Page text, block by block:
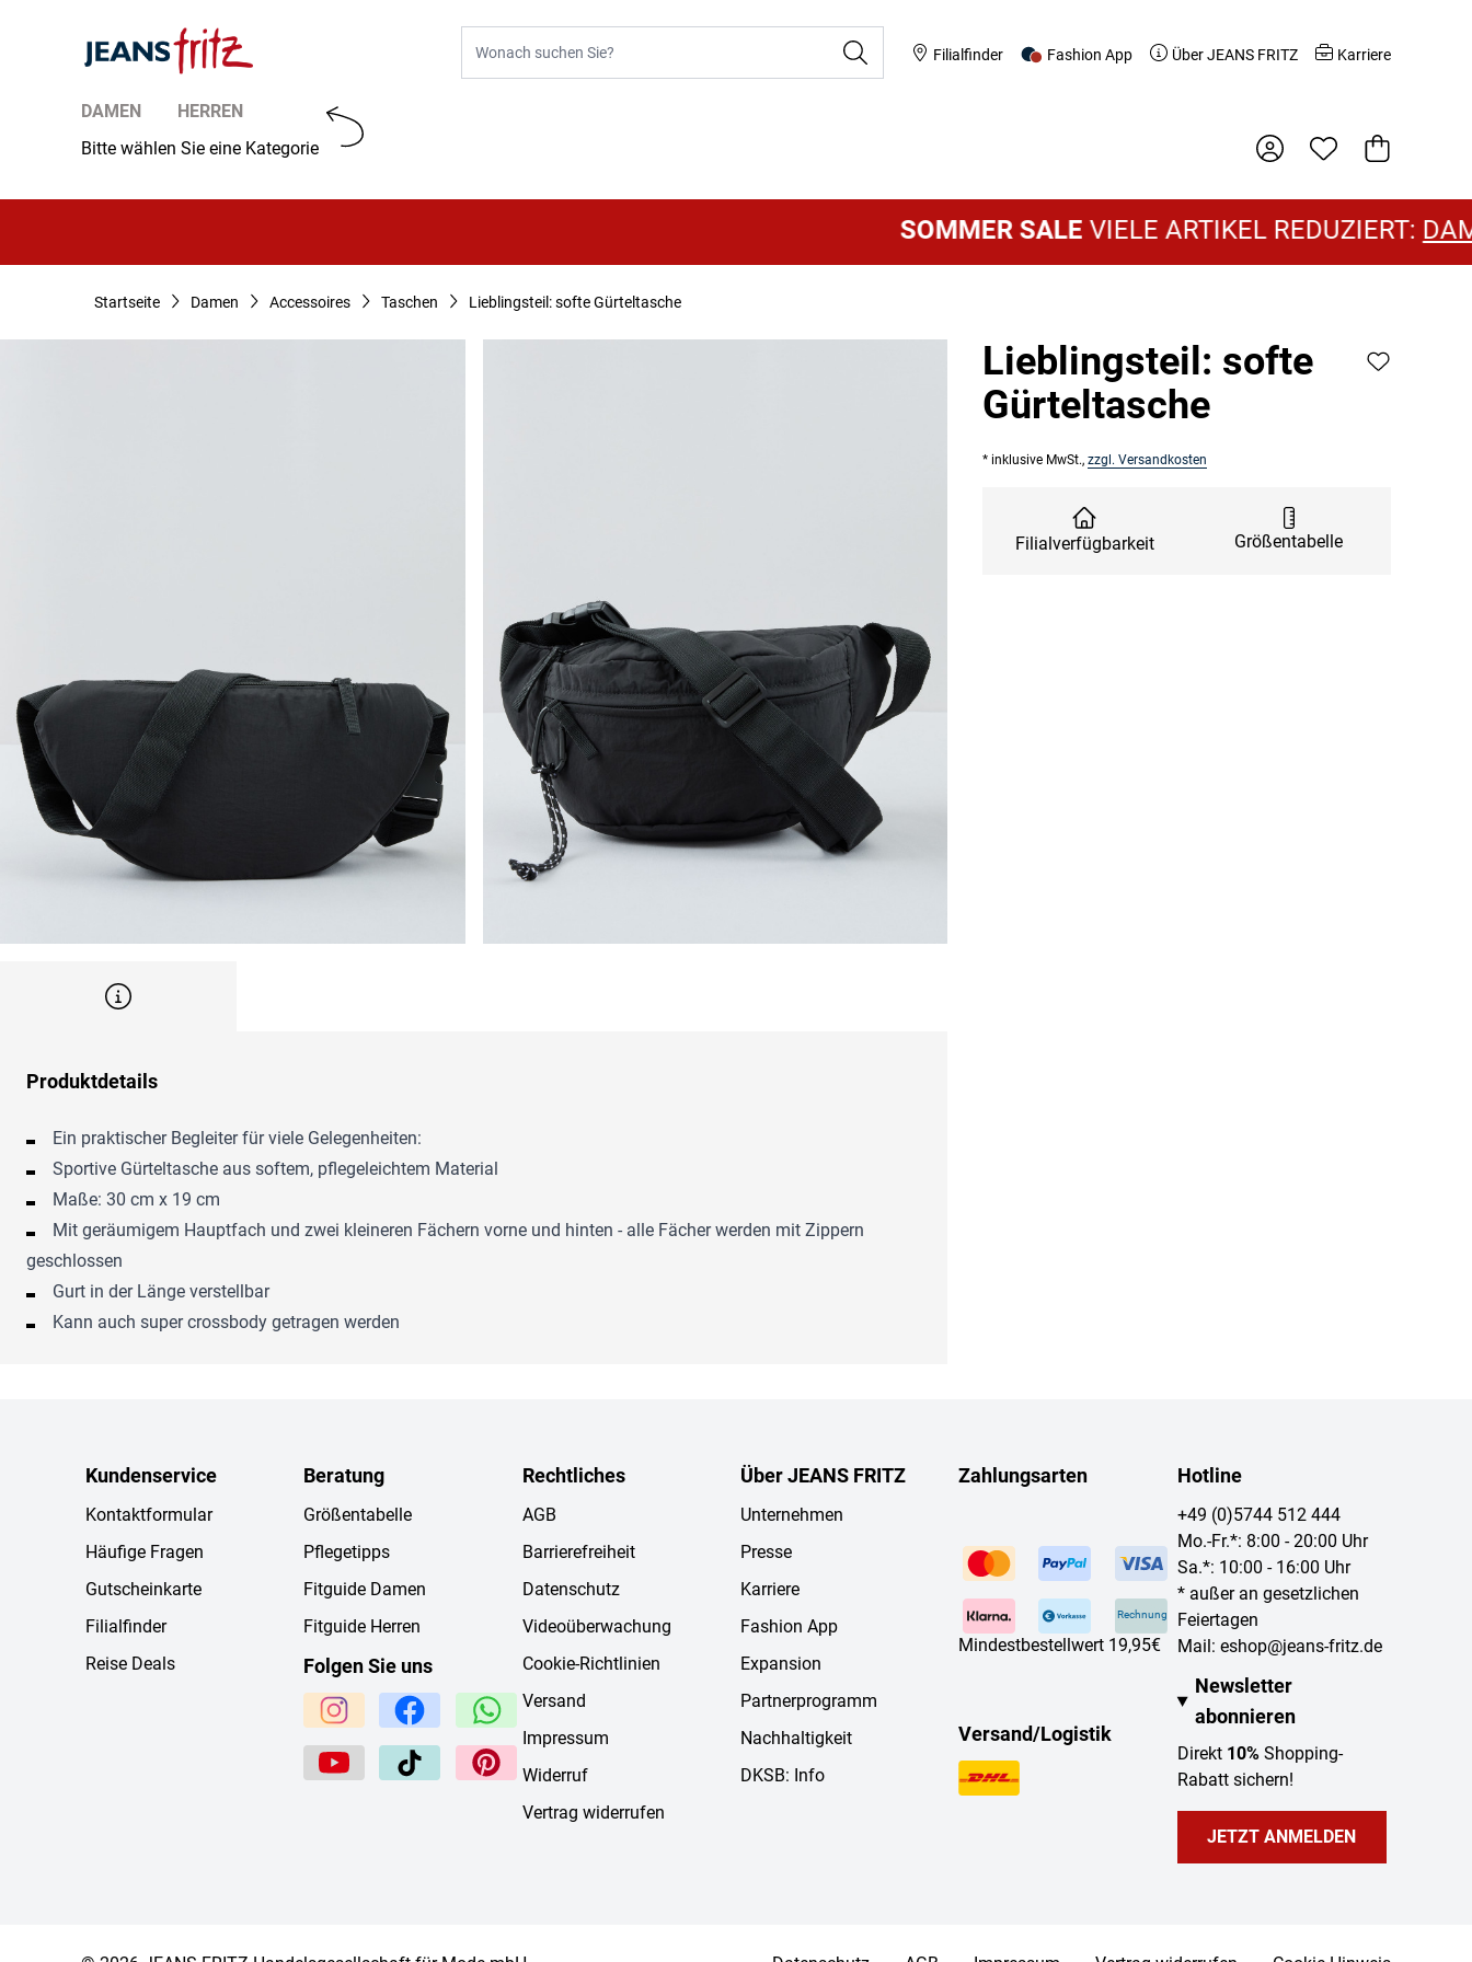
Filialfinder Fashion App Über JEANS FRITZ Karriere
DAMEN
HERREN
Bitte wählen Sie eine Kategorie
Warenkorb
SOMMER SALEVIELE ARTIKEL REDUZIERT:
Startseite Damen Accessoires Taschen Lieblingsteil: softe Gürteltasche
Produktdetails
Ein praktischer Begleiter für viele Gelegenheiten:
Sportive Gürteltasche aus softem, pflegeleichtem Material
Maße: 30 cm x 19 cm
Mit geräumigem Hauptfach und zwei kleineren Fächern vorne und hinten - alle Fächer werden mit Zippern
geschlossen
Gurt in der Länge verstellbar
Kann auch super crossbody getragen werden
Lieblingsteil: softe
Gürteltasche
* inklusive MwSt., zzgl. Versandkosten
Filialverfügbarkeit Größentabelle
Kundenservice
Kontaktformular
Häufige Fragen
Gutscheinkarte
Filialfinder
Reise Deals
Beratung
Größentabelle
Pflegetipps
Fitguide Damen
Fitguide Herren
Folgen Sie uns
Rechtliches
AGB
Barrierefreiheit
Datenschutz
Videoüberwachung
Cookie-Richtlinien
Versand
Impressum
Widerruf
Vertrag widerrufen
Über JEANS FRITZ
Unternehmen
Presse
Karriere
Fashion App
Expansion
Partnerprogramm
Nachhaltigkeit
DKSB: Info
Zahlungsarten
Rechnung
Mindestbestellwert 19,95€
Versand/Logistik
Hotline
+49 (0)5744 512 444
Mo.-Fr.*: 8:00 - 20:00 Uhr
Sa.*: 10:00 - 16:00 Uhr
* außer an gesetzlichen
Feiertagen
Mail: eshop@jeans-fritz.de
Newsletter
abonnieren
Direkt 10%Shopping-
Rabatt sichern!
JETZT ANMELDEN